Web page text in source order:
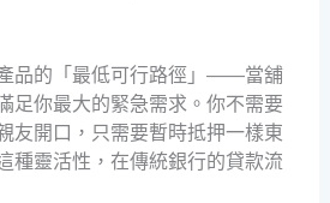
品的「最低可行路徑」——當舖
足你最大的緊急需求。你不需要
友開口，只需要暫時抵押一樣東
種靈活性，在傳統銀行的貸款流